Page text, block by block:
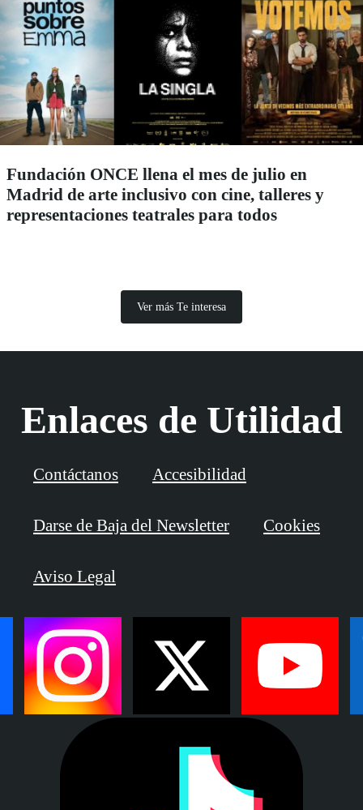
Fundación ONCE llena el mes de julio en
Madrid de arte inclusivo con cine, talleres y
representaciones teatrales para todos
Ver más Te interesa
Enlaces de Utilidad
Contáctanos Accesibilidad
Darse de Baja del Newsletter Cookies
Aviso Legal